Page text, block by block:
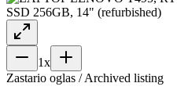
1x
Zastario oglas / Archived listing